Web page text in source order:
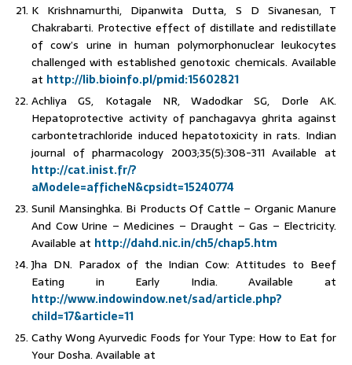
K Krishnamurthi, Dipanwita Dutta, S D Sivanesan, T
Chakrabarti. Protective effect of distillate and redistillate
of cow’s urine in human polymorphonuclear leukocytes
challenged with established genotoxic chemicals. Available
at http://lib.bioinfo.pl/pmid:15602821
Achliya GS, Kotagale NR, Wadodkar SG, Dorle AK.
Hepatoprotective activity of panchagavya ghrita against
carbontetrachloride induced hepatotoxicity in rats. Indian
journal of pharmacology 2003;35(5):308-311 Available at
http://cat.inist.fr/?
aModele=afficheN&cpsidt=15240774
Sunil Mansinghka. Bi Products Of Cattle – Organic Manure
And Cow Urine – Medicines – Draught – Gas – Electricity.
Available at http://dahd.nic.in/ch5/chap5.htm
Jha DN. Paradox of the Indian Cow: Attitudes to Beef
Eating in Early India. Available at
http://www.indowindow.net/sad/article.php?
child=17&article=11
Cathy Wong Ayurvedic Foods for Your Type: How to Eat for
Your Dosha. Available at